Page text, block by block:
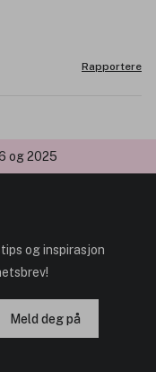
Rapportere
og 2025
og inspirasjon
Meld deg på